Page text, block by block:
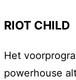
RIOT CHILD
Het
powerhouse